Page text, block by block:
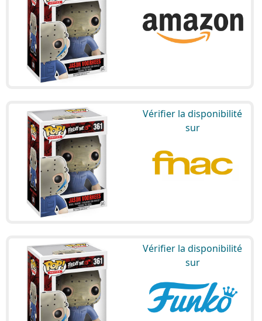
Vérifier la disponibilité
sur
Vérifier la disponibilité
sur